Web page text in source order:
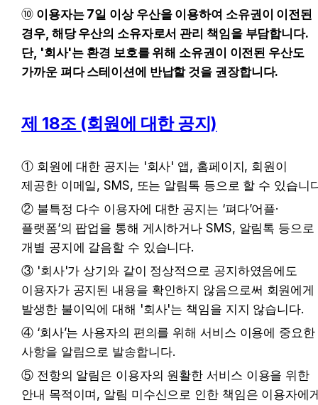
➉ 이용자는 7일 이상 우산을 이용하여 소유권이 이전된
경우, 해당 우산의 소유자로서 관리 책임을 부담합니다.
단, '회사'는 환경 보호를 위해 소유권이 이전된 우산도
가까운 펴다 스테이션에 반납할 것을 권장합니다.
제 18조 (회원에 대한 공지)
① 회원에 대한 공지는 '회사' 앱, 홈페이지, 회원이
제공한 이메일, SMS, 또는 알림톡 등으로 할 수 있습니
② 불특정 다수 이용자에 대한 공지는 ‘펴다’어플·
플랫폼‘의 팝업을 통해 게시하거나 SMS, 알림톡 등으로
개별 공지에 갈음할 수 있습니다.
③ '회사'가 상기와 같이 정상적으로 공지하였음에도
이용자가 공지된 내용을 확인하지 않음으로써 회원에게
발생한 불이익에 대해 '회사'는 책임을 지지 않습니다.
④ ‘회사’는 사용자의 편의를 위해 서비스 이용에 중요한
사항을 알림으로 발송합니다.
⑤ 전항의 알림은 이용자의 원활한 서비스 이용을 위한
안내 목적이며, 알림 미수신으로 인한 책임은 이용자에